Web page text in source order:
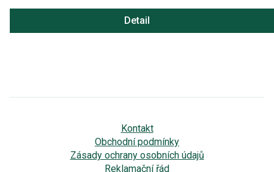
Detail
Kontakt
Obchodní podmínky
Zásady ochrany osobních údajů
Reklamační řád